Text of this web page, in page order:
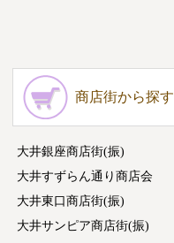
商店街から探す
大井銀座商店街(振)
大井すずらん通り商店会
大井東口商店街(振)
大井サンピア商店街(振)